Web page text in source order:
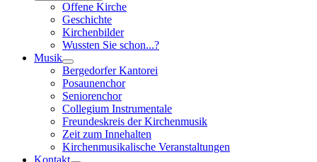
Offene Kirche
Geschichte
Kirchenbilder
Wussten Sie schon...?
Musik
Bergedorfer Kantorei
Posaunenchor
Seniorenchor
Collegium Instrumentale
Freundeskreis der Kirchenmusik
Zeit zum Innehalten
Kirchenmusikalische Veranstaltungen